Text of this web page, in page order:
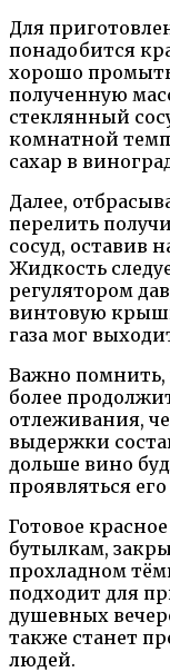
Для
понадобится
хорошо
полученную
стеклянный
комнатной
сахар в
Далее,
перелить
сосуд, оставив
Жидкость
регулятором
винтовую
газа мог
Важно помнить,
более
отлеживания,
выдержки
дольше вино
проявляться
Готовое
бутылкам,
прохладном
подходит для
душевных
также станет
людей.